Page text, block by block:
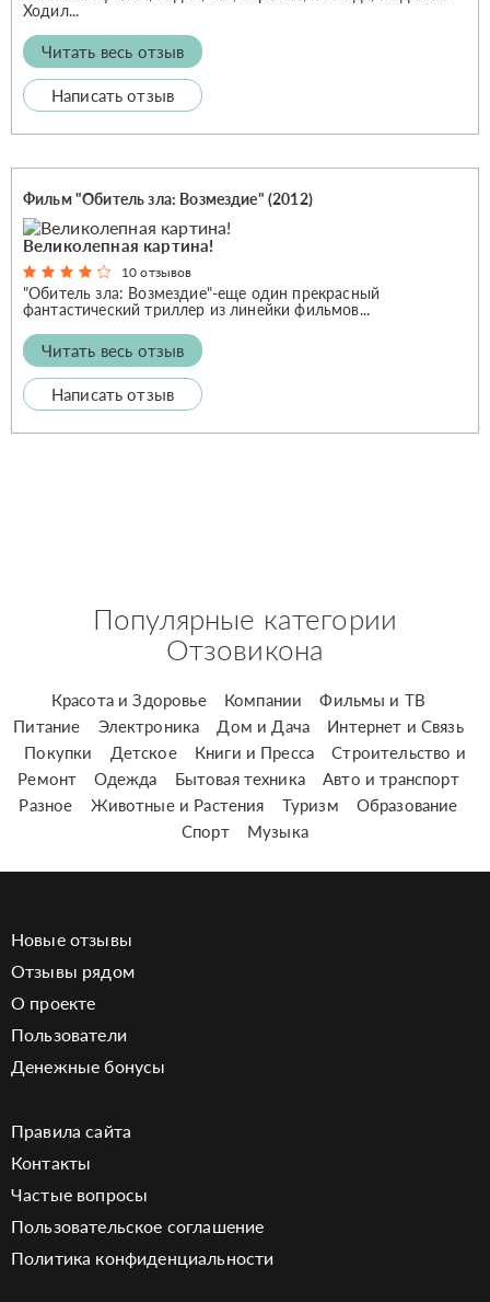
Ходил...
Читать весь отзыв
Написать отзыв
Фильм "Обитель зла: Возмездие" (2012)
Великолепная картина!
10 отзывов
"Обитель зла: Возмездие"-еще один прекрасный
фантастический триллер из линейки фильмов...
Читать весь отзыв
Написать отзыв
Популярные категории
Отзовикона
Красота и Здоровье Компании
Фильмы и ТВ
Питание
Электроника Дом и Дача
Интернет и Связь
Покупки
Детское Книги и Пресса
Строительство и
Ремонт
Одежда Бытовая техника
Авто и транспорт
Разное
Животные и Растения Туризм
Образование
Спорт
Музыка
Новые отзывы
Отзывы рядом
О проекте
Пользователи
Денежные бонусы
Правила сайта
Контакты
Частые вопросы
Пользовательское соглашение
Политика конфиденциальности